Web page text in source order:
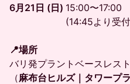
6月21日 (日) 15:00〜17:00
(14:45より受付
📍場所
バリ発プラントベースレス
（麻布台ヒルズ｜タワープ